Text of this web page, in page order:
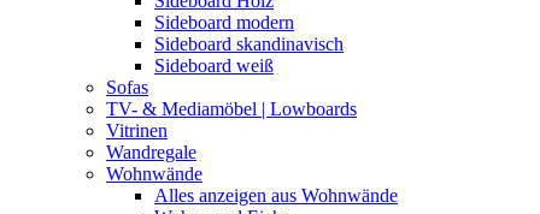
Sideboard modern
Sideboard skandinavisch
Sideboard weiß
Sofas
TV- & Mediamöbel | Lowboards
Vitrinen
Wandregale
Wohnwände
Alles anzeigen aus Wohnwände